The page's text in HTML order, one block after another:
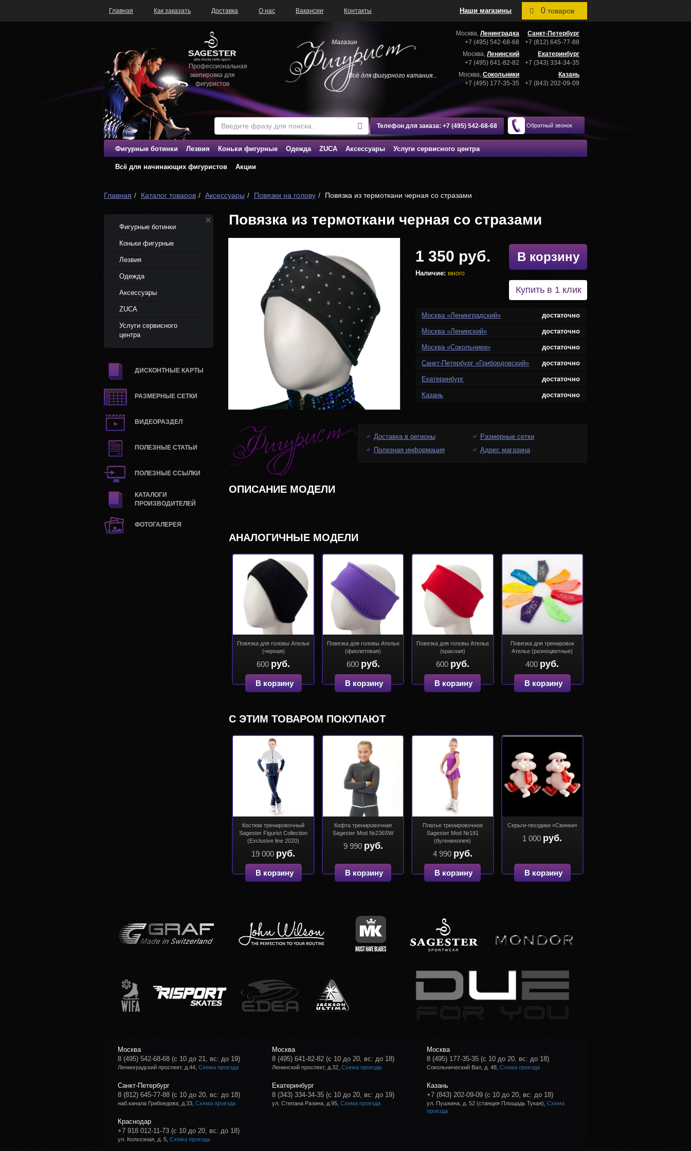
Главная Как заказать Доставка О нас Вакансии Контакты 0 товаров
Наши магазины
Профессиональная
экипировка для
фигуристов
Магазин
Всё для фигурного катания...
Телефон для заказа: +7 (495) 542-68-68
Москва, Ленинградка
+7 (495) 542-68-68
Москва, Ленинский
+7 (495) 641-82-82
Москва, Сокольники
+7 (495) 177-35-35
Санкт-Петербург
+7 (812) 645-77-88
Екатеринбург
+7 (343) 334-34-35
Казань
+7 (843) 202-09-09
Обратный звонок
Фигурные ботинки Лезвия Коньки фигурные Одежда ZUCA Аксессуары Услуги сервисного центра
Всё для начинающих фигуристов Акции
Главная Каталог товаров Аксессуары Повязки на голову Повязка из термоткани черная со стразами
Фигурные ботинки
Коньки фигурные
Лезвия
Одежда
Аксессуары
ZUCA
Услуги сервисного
центра
ДИСКОНТНЫЕ КАРТЫ
РАЗМЕРНЫЕ СЕТКИ
ВИДЕОРАЗДЕЛ
ПОЛЕЗНЫЕ СТАТЬИ
ПОЛЕЗНЫЕ ССЫЛКИ
КАТАЛОГИ
ПРОИЗВОДИТЕЛЕЙ
ФОТОГАЛЕРЕЯ
Повязка из термоткани черная со стразами
1 350 руб.
Наличие:много
В корзину
Купить в 1 клик
Москва «Ленинградский» достаточно
Москва «Ленинский» достаточно
Москва «Сокольники» достаточно
Санкт-Петербург «Грибоедовский» достаточно
Екатеринбург достаточно
Казань достаточно
Доставка в регионы
Размерные сетки
Полезная информация
Адрес магазина
ОПИСАНИЕ МОДЕЛИ
АНАЛОГИЧНЫЕ МОДЕЛИ
Повязка для головы Ателье
(черная)
600 руб.
В корзину
Повязка для головы Ателье
(фиолетовая)
600 руб.
В корзину
Повязка для головы Ателье
(красная)
600 руб.
В корзину
Повязка для тренировок
Ателье (разноцветные)
400 руб.
В корзину
С ЭТИМ ТОВАРОМ ПОКУПАЮТ
Костюм тренировочный
Sagester Figurist Collection
(Exclusive line 2020)
19 000 руб.
В корзину
Кофта тренировочная
Sagester Mod №236SW
9 990 руб.
В корзину
Платье тренировочное
Sagester Mod №191
(бугенвиллея)
4 990 руб.
В корзину
Серьги-гвоздики «Свинки»
1 000 руб.
В корзину
Москва
8 (495) 542-68-68 (с 10 до 21, вс: до 19)
Ленинградский проспект, д.44, Схема проезда
Москва
8 (495) 641-82-82 (с 10 до 20, вс: до 18)
Ленинский проспект, д.32,Схема проезда
Москва
8 (495) 177-35-35 (с 10 до 20, вс: до 18)
Сокольнический Вал, д. 48, Схема проезда
Санкт-Петербург
8 (812) 645-77-88 (с 10 до 20, вс: до 18)
наб.канала Грибоедова, д.33, Схема проезда
Екатеринбург
8 (343) 334-34-35 (с 10 до 20, вс: до 19)
ул. Степана Разина, д.95,Схема проезда
Казань
+7 (843) 202-09-09 (с 10 до 20, вс: до 18)
ул. Пушкина, д. 52 (станция Площадь Тукая), Схема
проезда
Краснодар
+7 918 012-11-73 (с 10 до 20, вс: до 18)
ул. Колхозная, д. 5, Схема проезда